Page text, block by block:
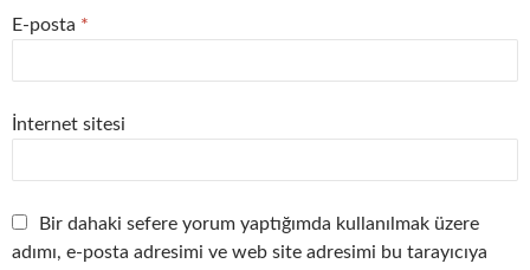
E-posta *
İnternet sitesi
Bir dahaki sefere yorum yaptığımda kullanılmak üzere
adımı, e-posta adresimi ve web site adresimi bu tarayıcıya